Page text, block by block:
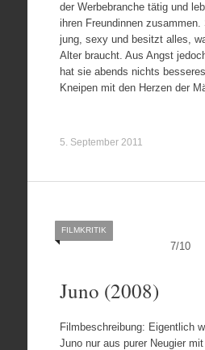
der Werbebranche tätig und
ihren Freundinnen
jung, sexy und besitzt alles,
Alter braucht. Aus Angst
hat sie abends nichts
Kneipen mit den Herzen der
5. September 2011
7/10
FILMKRITIK
Juno (2008)
Filmbeschreibung: Eigentlich
Juno nur aus purer Neugier